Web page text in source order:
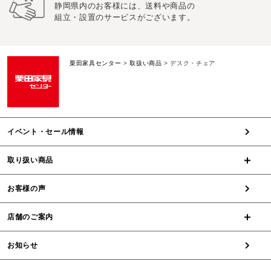
静岡県内のお客様には、送料や商品の
組立・設置のサービスがございます。
栗田家具センター >取扱い商品 >デスク・チェア
イベント・セール情報
取り扱い商品
お客様の声
店舗のご案内
お知らせ